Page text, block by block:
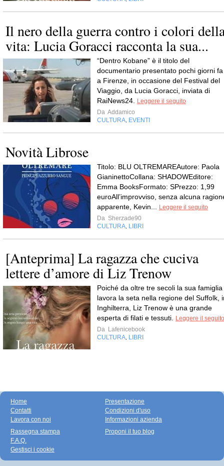
Il nero della guerra contro i colori
vita: Lucia Goracci racconta la sua...
“Dentro Kobane” è il titolo del
documentario presentato pochi giorni fa
a Firenze, in occasione del Festival del
Viaggio, da Lucia Goracci, inviata di
RaiNews24.
Leggere il seguito
Da Addamico
CULTURA EVENTI
Novità Librose
Titolo: BLU OLTREMAREAutore: Paola
GianinettoCollana: SHADOWEditore:
Emma BooksFormato: SPrezzo: 1,99
euroAll’improvviso, senza alcuna
apparente, Kevin...
Leggere il seguito
Da Sherzade90
CULTURA LIBRI
[Anteprima] La ragazza che cuciva
lettere d’amore di Liz Trenow
Poiché da oltre tre secoli la sua famiglia
lavora la seta nella regione del Suffolk,
Inghilterra, Liz Trenow è una grande
esperta di filati e tessuti.
Leggere il seguito
Da Lafenicebook
CULTURA LIBRI
Home
Contatti
Lavora con noi
Presentazione
Condizioni d'uso
Informazioni azienda
Rassegna stampa
F.A.Q.
Gestisci i cookie
Proponi il tuo blog